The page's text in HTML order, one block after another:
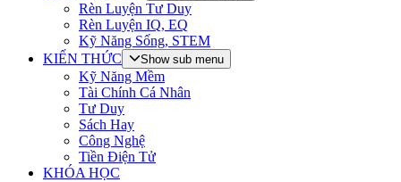
Rèn Luyện Tư Duy
Rèn Luyện IQ, EQ
Kỹ Năng Sống, STEM
KIẾN THỨC
Show sub menu
Kỹ Năng Mềm
Tài Chính Cá Nhân
Tư Duy
Sách Hay
Công Nghệ
Tiền Điện Tử
KHÓA HỌC